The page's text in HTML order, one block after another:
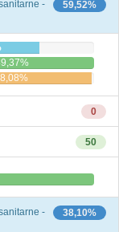
59,52%
-
0
50
38,10%
-